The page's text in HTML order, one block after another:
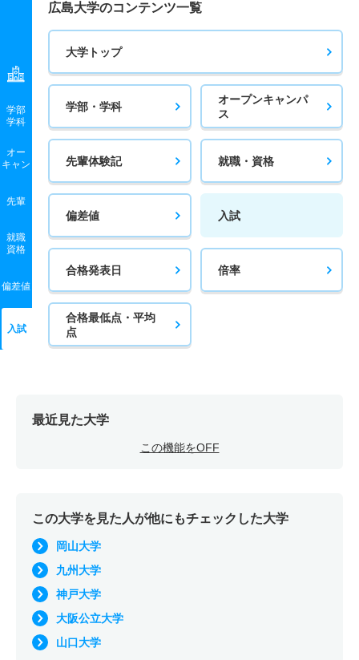
学部
学科
オー
キャン
先輩
就職
資格
偏差値
入試
広島大学のコンテンツ一覧
大学トップ
学部・学科
オープンキャンパ
ス
先輩体験記 就職・資格
偏差値 入試
合格発表日 倍率
合格最低点・平均
点
最近見た大学
この機能をOFF
この大学を見た人が他にもチェックした大学
岡山大学
九州大学
神戸大学
大阪公立大学
山口大学